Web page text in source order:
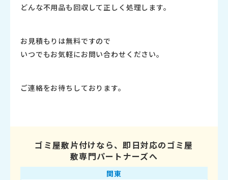
どんな不用品も回収して正しく処理します。
お見積もりは無料ですので
いつでもお気軽にお問い合わせください。
ご連絡をお待ちしております。
ゴミ屋敷片付けなら、即日対応のゴミ屋
敷専門パートナーズへ
関東